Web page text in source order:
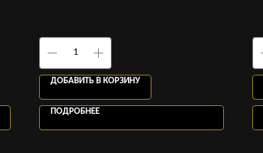
ДОБАВИТЬ В КОРЗИНУ
ПОДРОБНЕЕ